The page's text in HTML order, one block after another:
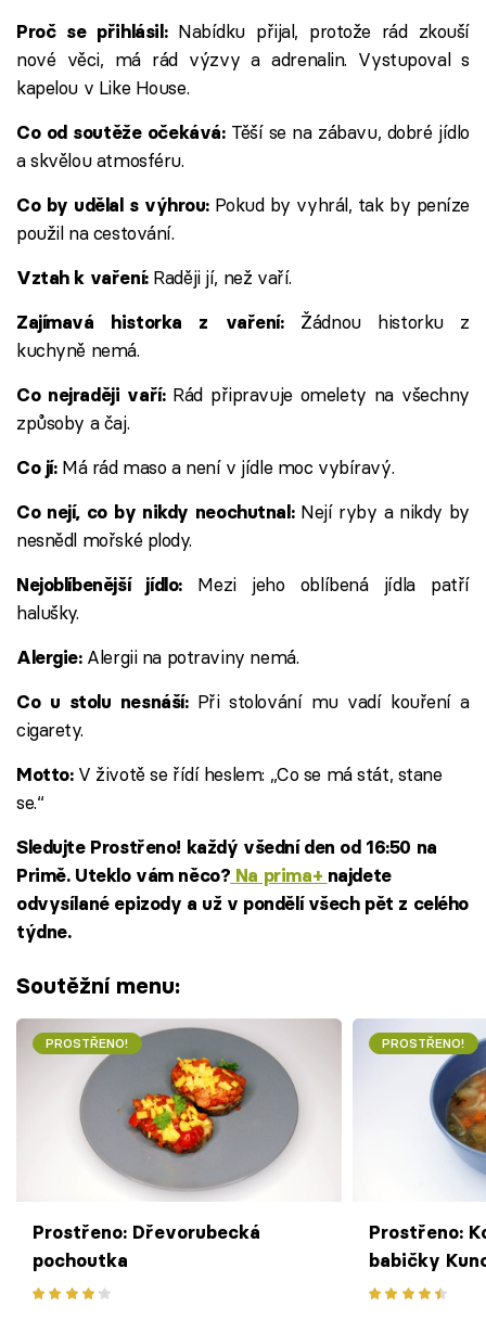
Proč se přihlásil: Nabídku přijal, protože rád zkouší
nové věci, má rád výzvy a adrenalin. Vystupoval s
kapelou v Like House.
Co od soutěže očekává: Těší se na zábavu, dobré jídlo
a skvělou atmosféru.
Co by udělal s výhrou: Pokud by vyhrál, tak by peníze
použil na cestování.
Vztah k vaření: Raději jí, než vaří.
Zajímavá historka z vaření: Žádnou historku z
kuchyně nemá.
Co nejraději vaří: Rád připravuje omelety na všechny
způsoby a čaj.
Co jí: Má rád maso a není v jídle moc vybíravý.
Co nejí, co by nikdy neochutnal: Nejí ryby a nikdy by
nesnědl mořské plody.
Nejoblíbenější jídlo: Mezi jeho oblíbená jídla patří
halušky.
Alergie: Alergii na potraviny nemá.
Co u stolu nesnáší:Při stolování mu vadí kouření a
cigarety.
Motto: V životě se řídí heslem: „Co se má stát, stane
se.“
Sledujte Prostřeno! každý všední den od 16:50 na
Primě. Uteklo vám něco? Na prima+ najdete
odvysílané epizody a už v pondělí všech pět z celého
týdne.
Soutěžní menu:
PROSTŘENO!
Prostřeno: Dřevorubecká
pochoutka
PROSTŘENO!
Prostřeno:
babičky